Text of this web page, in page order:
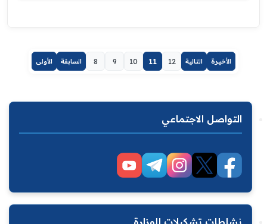
الأولى السابقة 8 9 10 11 12 التالية الأخيرة
التواصل الاجتماعي